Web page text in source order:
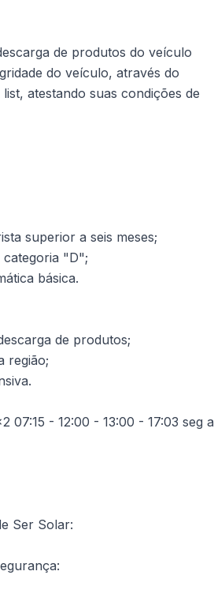
de produtos do veículo
do veículo, através do
atestando suas condições de
superior a seis meses;
categoria "D";
básica.
de produtos;
região;
07:15 - 12:00 - 13:00 - 17:03 seg a
Ser Solar: